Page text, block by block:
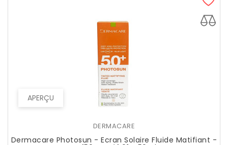
APERÇU
DERMACARE
Dermacare Photosun - Ecran Solaire Fluide Matifiant -